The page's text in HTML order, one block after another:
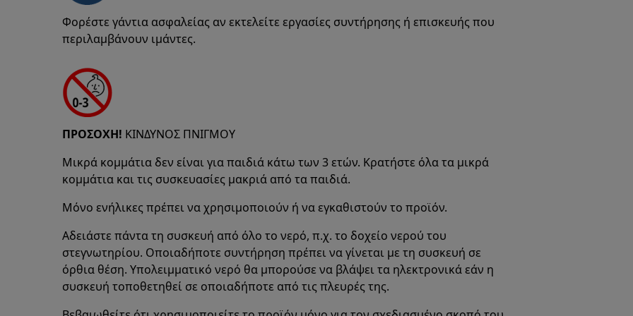
Φορέστε γάντια ασφαλείας αν εκτελείτε εργασίες συντήρησης ή επισκευής που
περιλαμβάνουν ιμάντες.
ΠΡΟΣΟΧΗ! ΚΙΝΔΥΝΟΣ ΠΝΙΓΜΟΥ
Μικρά κομμάτια δεν είναι για παιδιά κάτω των 3 ετών. Κρατήστε όλα τα μικρά
κομμάτια και τις συσκευασίες μακριά από τα παιδιά.
Μόνο ενήλικες πρέπει να χρησιμοποιούν ή να εγκαθιστούν το προϊόν.
Αδειάστε πάντα τη συσκευή από όλο το νερό, π.χ. το δοχείο νερού του
στεγνωτηρίου. Οποιαδήποτε συντήρηση πρέπει να γίνεται με τη συσκευή σε
όρθια θέση. Υπολειμματικό νερό θα μπορούσε να βλάψει τα ηλεκτρονικά εάν η
συσκευή τοποθετηθεί σε οποιαδήποτε από τις πλευρές της.